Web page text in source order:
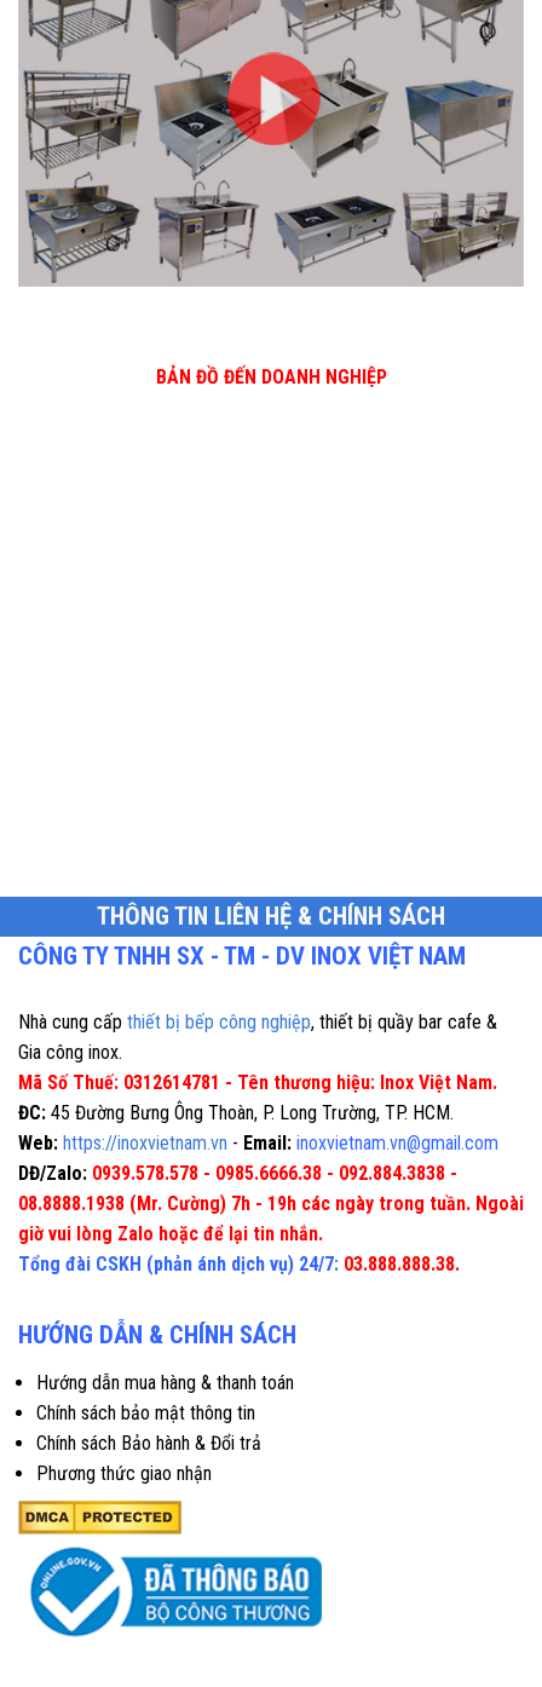
BẢN ĐỒ ĐẾN DOANH NGHIỆP
THÔNG TIN LIÊN HỆ & CHÍNH SÁCH
CÔNG TY TNHH SX - TM - DV INOX VIỆT NAM
Nhà cung cấp thiết bị bếp công nghiệp, thiết bị quầy bar cafe &
Gia công inox.
Mã Số Thuế: 0312614781 - Tên thương hiệu: Inox Việt Nam.
ĐC: 45 Đường Bưng Ông Thoàn, P. Long Trường, TP. HCM.
Web: https://inoxvietnam.vn - Email: inoxvietnam.vn@gmail.com
DĐ/Zalo: 0939.578.578 - 0985.6666.38 - 092.884.3838 -
08.8888.1938 (Mr. Cường) 7h - 19h các ngày trong tuần. Ngoài
giờ vui lòng Zalo hoặc để lại tin nhắn.
Tổng đài CSKH (phản ánh dịch vụ) 24/7: 03.888.888.38.
HƯỚNG DẪN & CHÍNH SÁCH
Hướng dẫn mua hàng & thanh toán
Chính sách bảo mật thông tin
Chính sách Bảo hành & Đổi trả
Phương thức giao nhận